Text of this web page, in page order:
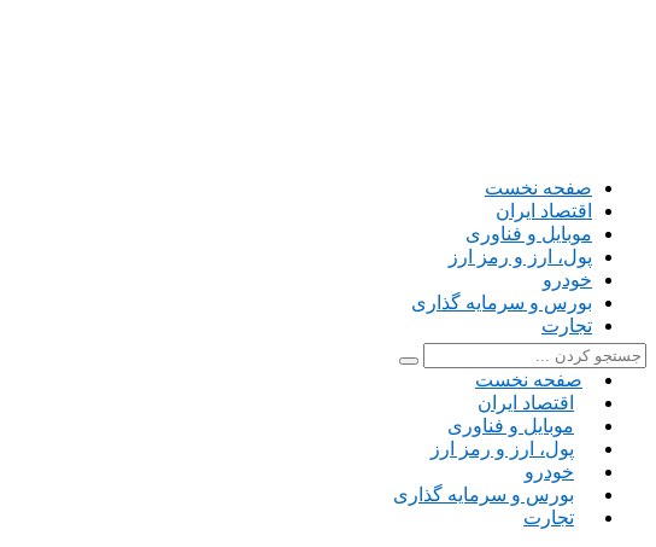
صفحه نخست
اقتصاد ایران
موبایل و فناوری
پول، ارز و رمز ارز
خودرو
بورس و سرمایه گذاری
تجارت
صفحه نخست
اقتصاد ایران
موبایل و فناوری
پول، ارز و رمز ارز
خودرو
بورس و سرمایه گذاری
تجارت